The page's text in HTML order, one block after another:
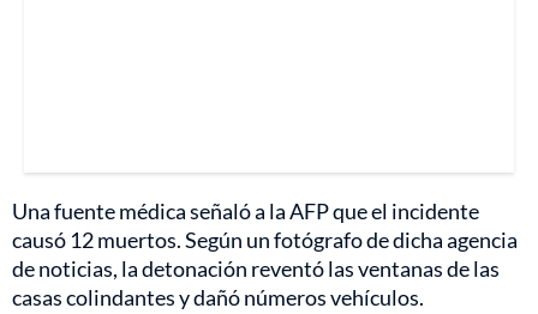
Una fuente médica señaló a la AFP que el incidente
causó 12 muertos. Según un fotógrafo de dicha agencia
de noticias, la detonación reventó las ventanas de las
casas colindantes y dañó números vehículos.